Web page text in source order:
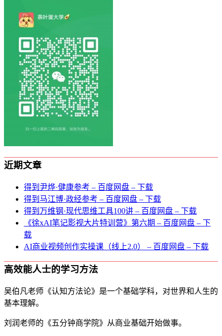
近期文章
得到尹烨·健康参考 – 百度网盘 – 下载
得到马江博·政经参考 – 百度网盘 – 下载
得到万维钢·现代思维⼯具100讲 – 百度网盘 – 下载
《徐xAI笔记影视大片特训营》第六期 – 百度网盘 – 下
载
AI商业视频创作实操课（线上2.0） – 百度网盘 – 下载
高效能人士的学习方法
吴伯凡老师《认知方法论》是一个基础学科，对世界和人生的
基本理解。
刘润老师的《五分钟商学院》从商业基础开始做事。